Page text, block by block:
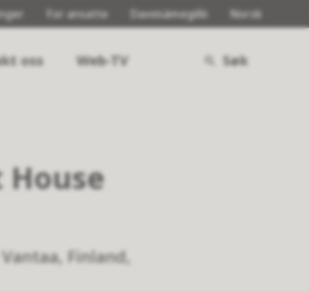
For ansatte Davvisámegillii Norsk
oss Web-TV Søk
Finland,